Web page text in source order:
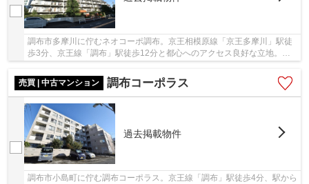
調布市多摩川に佇むネオコーポ調布。京王相模原線「京王多摩川」駅徒
歩3分、京王線「調布」駅徒歩12分と都心へのアクセス良好な立地。エ
売買 | 中古マンション
調布コーポラス
過去掲載物件
調布市小島町に佇む調布コーポラス。京王線「調布」駅徒歩4分、駅から